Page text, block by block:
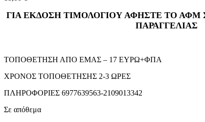
ΓΙΑ ΕΚΔΟΣΗ ΤΙΜΟΛΟΓΙΟΥ ΑΦΗΣΤΕ ΤΟ ΑΦΜ
ΠΑΡΑΓΓΕΛΙΑΣ
ΤΟΠΟΘΕΤΗΣΗ ΑΠΟ ΕΜΑΣ – 17 ΕΥΡΩ+ΦΠΑ
ΧΡΟΝΟΣ ΤΟΠΟΘΕΤΗΣΗΣ 2-3 ΩΡΕΣ
ΠΛΗΡΟΦΟΡΙΕΣ 6977639563-2109013342
Σε απόθεμα